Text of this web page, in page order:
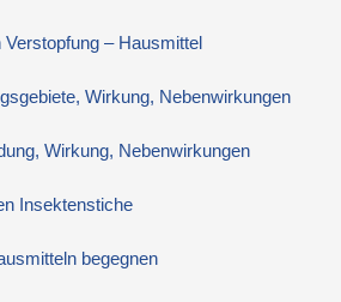
– Hausmittel
Wirkung, Nebenwirkungen
Wirkung, Nebenwirkungen
Insektenstiche
begegnen